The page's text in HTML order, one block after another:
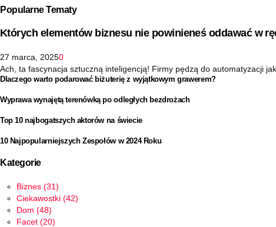
Popularne Tematy
Których elementów biznesu nie powinieneś oddawać w
27 marca, 20250
Ach, ta fascynacja sztuczną inteligencją! Firmy pędzą do automatyzacji jak
Dlaczego warto podarować biżuterię z wyjątkowym grawerem?
Wyprawa wynajętą terenówką po odległych bezdrożach
Top 10 najbogatszych aktorów na świecie
10 Najpopularniejszych Zespołów w 2024 Roku
Kategorie
Biznes (31)
Ciekawostki (42)
Dom (48)
Facet (20)